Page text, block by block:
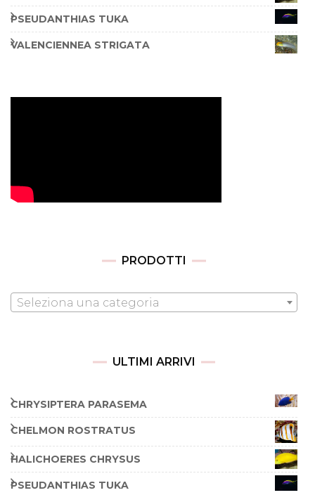
PSEUDANTHIAS TUKA
VALENCIENNEA STRIGATA
PRODOTTI
Seleziona una categoria
ULTIMI ARRIVI
CHRYSIPTERA PARASEMA
CHELMON ROSTRATUS
HALICHOERES CHRYSUS
PSEUDANTHIAS TUKA